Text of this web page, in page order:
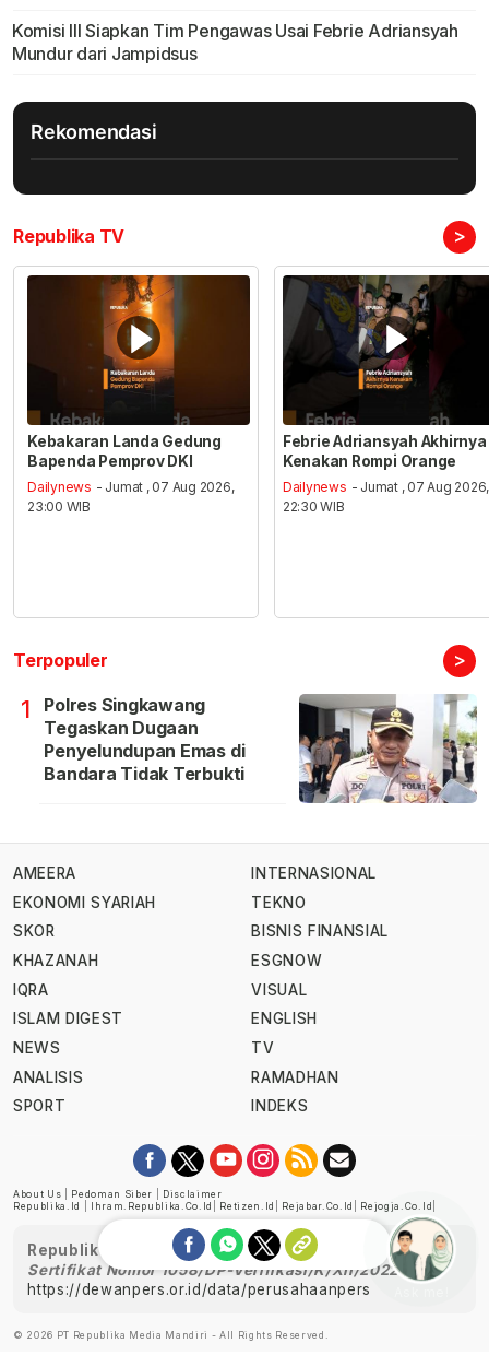
Komisi III Siapkan Tim Pengawas Usai Febrie Adriansyah
Mundur dari Jampidsus
Rekomendasi
Republika TV >
Kebakaran Landa Gedung
Bapenda Pemprov DKI
Dailynews - Jumat , 07 Aug 2026,
23:00 WIB
Febrie Adriansyah Akhirnya
Kenakan Rompi Orange
Dailynews - Jumat , 07 Aug 2026,
22:30 WIB
Terpopuler >
1
Polres Singkawang
Tegaskan Dugaan
Penyelundupan Emas di
Bandara Tidak Terbukti
AMEERA
EKONOMI SYARIAH
SKOR
KHAZANAH
IQRA
ISLAM DIGEST
NEWS
ANALISIS
SPORT
INTERNASIONAL
TEKNO
BISNIS FINANSIAL
ESGNOW
VISUAL
ENGLISH
TV
RAMADHAN
INDEKS
About Us Pedoman Siber
Disclaimer
Republika.id
Ihram.republika.co.id Retizen.id Rejabar.co.id Rejogja.co.id
Republika telah diverifikasi oleh Dewan Pers
Sertifikat Nomor 1058/DP-Verifikasi/K/XII/2022
https://dewanpers.or.id/data/perusahaanpers
© 2026 PT Republika Media Mandiri - All Rights Reserved.